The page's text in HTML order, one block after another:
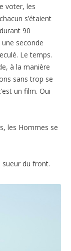
voter, les
s’étaient
90
seconde
Le temps.
à la manière
sans trop se
un film. Oui
les Hommes se
sueur du front.